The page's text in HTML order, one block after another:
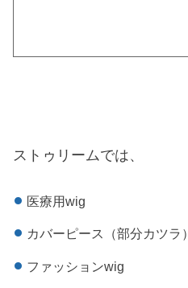
ストゥリームでは、
医療用wig
カバーピース（部分カツラ）
ファッションwig